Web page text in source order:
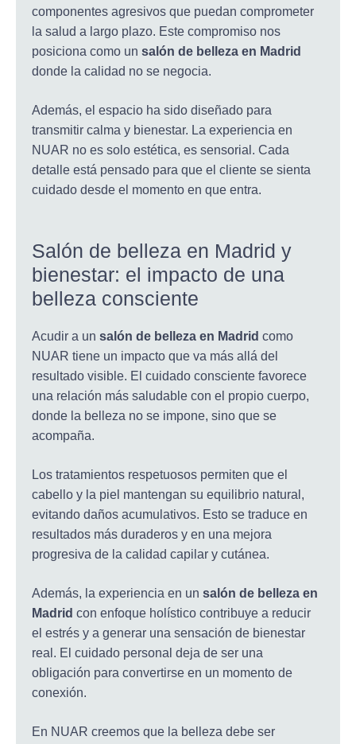
componentes agresivos que puedan comprometer
la salud a largo plazo. Este compromiso nos
posiciona como unsalón de belleza en Madrid
donde la calidad no se negocia.
Además, el espacio ha sido diseñado para
transmitir calma y bienestar. La experiencia en
NUAR no es solo estética, es sensorial. Cada
detalle está pensado para que el cliente se sienta
cuidado desde el momento en que entra.
Salón de belleza en Madrid y
bienestar: el impacto de una
belleza consciente
Acudir a unsalón de belleza en Madrid como
NUAR tiene un impacto que va más allá del
resultado visible. El cuidado consciente favorece
una relación más saludable con el propio cuerpo,
donde la belleza no se impone, sino que se
acompaña.
Los tratamientos respetuosos permiten que el
cabello y la piel mantengan su equilibrio natural,
evitando daños acumulativos. Esto se traduce en
resultados más duraderos y en una mejora
progresiva de la calidad capilar y cutánea.
Además, la experiencia en unsalón de belleza en
Madrid con enfoque holístico contribuye a reducir
el estrés y a generar una sensación de bienestar
real. El cuidado personal deja de ser una
obligación para convertirse en un momento de
conexión.
En NUAR creemos que la belleza debe ser